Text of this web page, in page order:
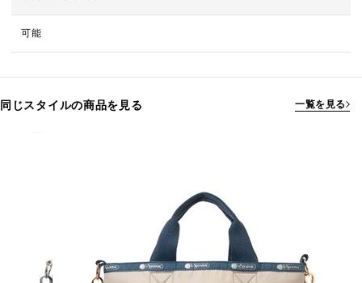
可能
同じスタイルの商品を見る 一覧を見る